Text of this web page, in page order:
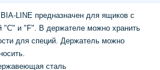
LINE предназначен для ящиков с
и "F". В держателе можно хранить
для специй. Держатель можно
сталь